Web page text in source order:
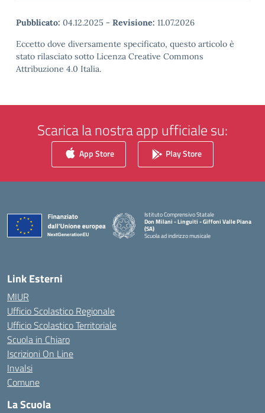
Pubblicato: 04.12.2025 - Revisione: 11.07.2026
Eccetto dove diversamente specificato, questo articolo è
stato rilasciato sotto Licenza Creative Commons
Attribuzione 4.0 Italia.
Scarica la nostra app ufficiale su:
App Store Play Store
Istituto Comprensivo Statale
Don Milani - Linguiti - Giffoni Valle Piana
(SA)
Scuola ad indirizzo musicale
Link Esterni
MIUR
Ufficio Scolastico Regionale
Ufficio Scolastico Territoriale
Scuola in Chiaro
Iscrizioni On Line
Invalsi
Comune
La Scuola